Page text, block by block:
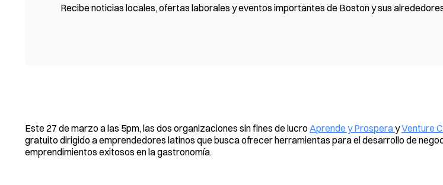
Recibe noticias locales, ofertas laborales y eventos importantes de Boston y sus
Este 27 de marzo a las 5pm, las dos organizaciones sin fines de lucro Aprende y ProsperayVenture
gratuito dirigido a emprendedores latinos que busca ofrecer herramientas para el desarrollo de
emprendimientos exitosos en la gastronomía.